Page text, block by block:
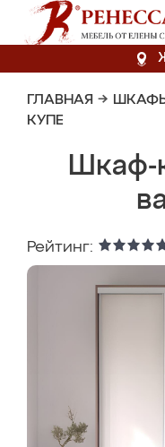
ГЛАВНАЯ →
КУПЕ
Шкаф-
Рейтинг: